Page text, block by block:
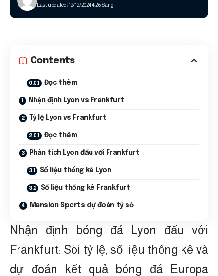
Last updated: 12/12/2024 4:26 Sáng
Contents
Đọc thêm
Nhận định Lyon vs Frankfurt
Tỷ lệ Lyon vs Frankfurt
Đọc thêm
Phân tích Lyon đấu với Frankfurt
Số liệu thống kê Lyon
Số liệu thống kê Frankfurt
Mansion Sports dự đoán tỷ số
Nhận định bóng đá Lyon đấu với
Frankfurt: Soi tỷ lệ, số liệu thống kê và
dự đoán kết quả bóng đá Europa